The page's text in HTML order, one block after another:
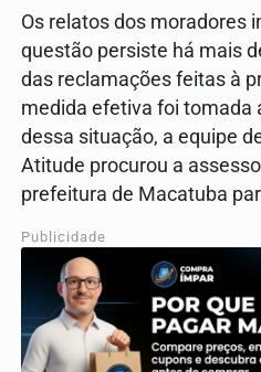
Os relatos dos moradores
questão persiste há mais
das reclamações feitas à
medida efetiva foi tomada
dessa situação, a equipe
Atitude procurou a
prefeitura de Macatuba
Publicidade